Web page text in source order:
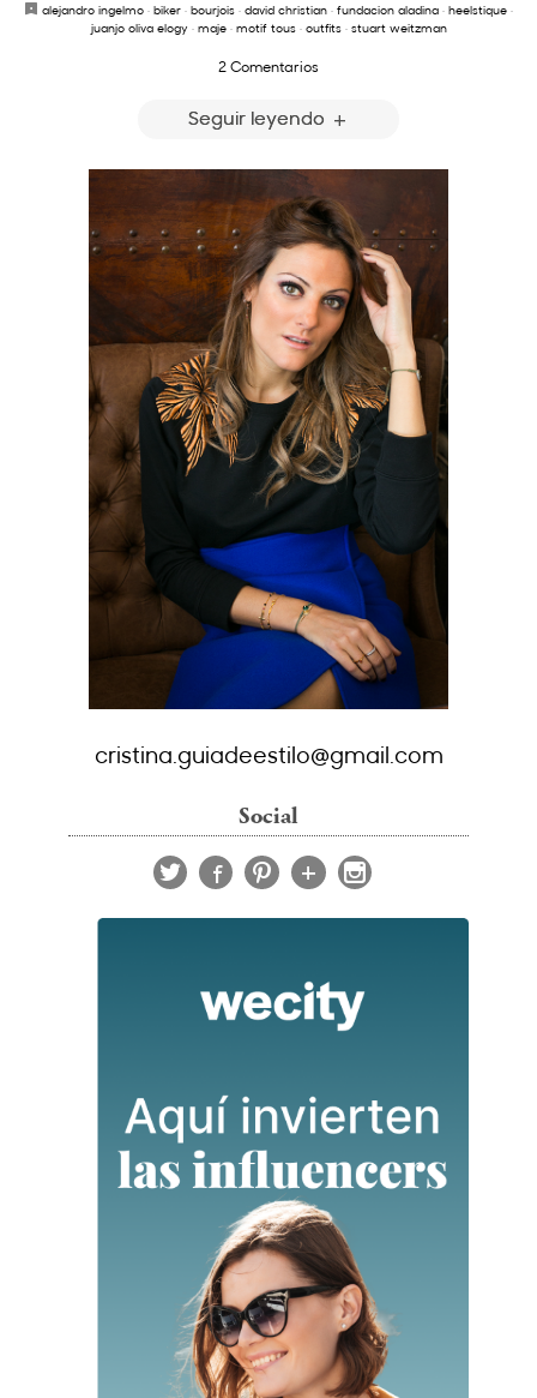
alejandro ingelmo · biker · bourjois · david christian · fundacion aladina · heelstique ·
juanjo oliva elogy· maje· motif tous· outfits· stuart weitzman
2 Comentarios
Seguir leyendo
cristina.guiadeestilo@gmail.com
Social